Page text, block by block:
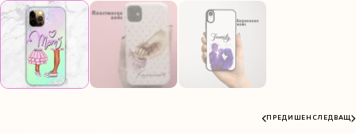
ПРЕДИШЕН СЛЕДВАЩ